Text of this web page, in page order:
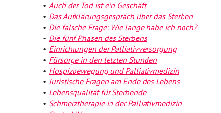
Auch der Tod ist ein Geschäft
Das Aufklärungsgespräch über das Sterben
Die falsche Frage: Wie lange habe ich noch?
Die fünf Phasen des Sterbens
Einrichtungen der Palliativversorgung
Fürsorge in den letzten Stunden
Hospizbewegung und Palliativmedizin
Juristische Fragen am Ende des Lebens
Lebensqualität für Sterbende
Schmerztherapie in der Palliativmedizin